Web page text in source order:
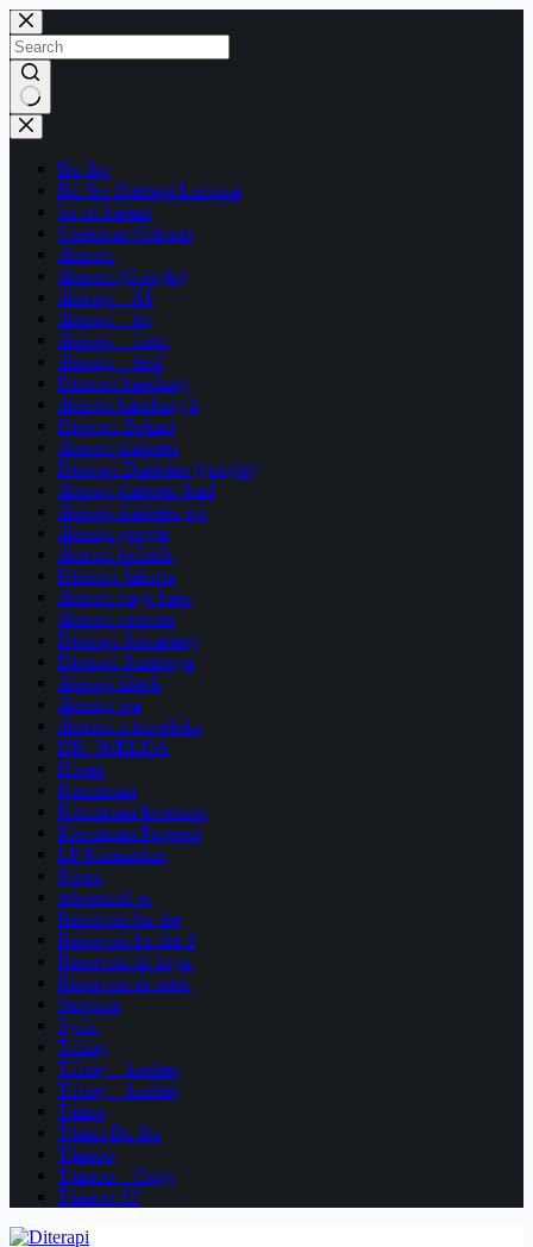
Skip
to
content
No
results
Bu Ike
Bu Ike Diterapi Lamona
bu sri hartati
Customer Cabinet
diterapi
diterapi (Google)
diterapi – AI
diterapi – dp
diterapi – form
diterapi – lead
Diterapi bandung
diterapi bandung h
Diterapi Bekasi
diterapi diabetes
Diterapi Diabetes (google)
diterapi diabetes lead
diterapi diabetes wa
diterapi google
diterapi holistik
Diterapi Jakarta
diterapi page baru
diterapi premier
Diterapi Semarang
Diterapi Surabaya
diterapi tiktok
diterapi wa
diterapi x traveloka
DR. IMELDA
Home
Kemitraan
Kemitraan Investasi
Kemitraan Properti
LP Komunitas
News
reborncell w
Reservasi bu ike
Reservasi bu ike 2
Reservasi dr bayu
Reservasi dr setio
Services
Syifa
Tifony
Tifony – kanker
Tifony – kanker
Titano
Titano Bu Ike
Titanoo
Titanoo – Copy
Titanoo SF